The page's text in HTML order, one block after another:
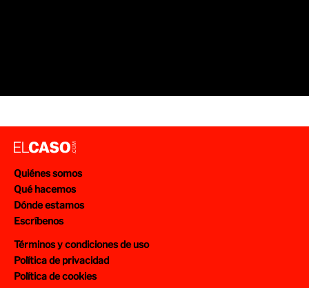
Quiénes somos
Qué hacemos
Dónde estamos
Escríbenos
Términos y condiciones de uso
Política de privacidad
Política de cookies